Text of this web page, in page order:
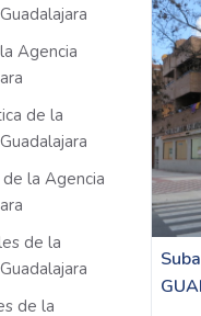
Agencia
de la
la Agencia
de la
de la